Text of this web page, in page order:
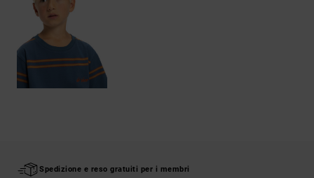
Spedizione e reso gratuiti per i membri